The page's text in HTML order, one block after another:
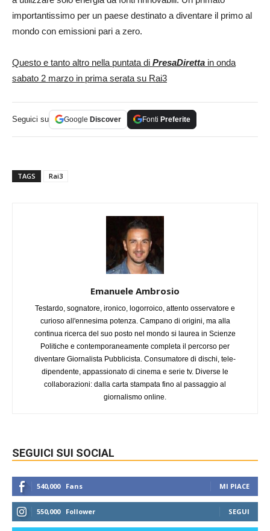
importantissimo per un paese destinato a diventare il primo al
mondo con emissioni pari a zero.
Questo e tanto altro nella puntata di PresaDiretta in onda
sabato 2 marzo in prima serata su Rai3
Seguici su Google Discover Fonti Preferite
TAGS Rai3
Emanuele Ambrosio
Testardo, sognatore, ironico, logorroico, attento osservatore e
curioso all'ennesima potenza. Campano di origini, ma alla
continua ricerca del suo posto nel mondo si laurea in Scienze
Politiche e contemporaneamente completa il percorso per
diventare Giornalista Pubblicista. Consumatore di dischi, tele-
dipendente, appassionato di cinema e serie tv. Diverse le
collaborazioni: dalla carta stampata fino al passaggio al
giornalismo online.
SEGUICI SUI SOCIAL
540,000 Fans MI PIACE
550,000 Follower SEGUI